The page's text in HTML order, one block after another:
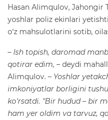
Hasan Alimqulov, Jahongir
yoshlar poliz ekinlari
o‘z mahsulotlarini sotib,
– Ish topish, daromad
qotirar edim, – deydi
Alimqulov. – Yoshlar
imkoniyatlar borligini
ko‘rsatdi. “Bir hudud – bir
ham yer oldim va tarvuz,